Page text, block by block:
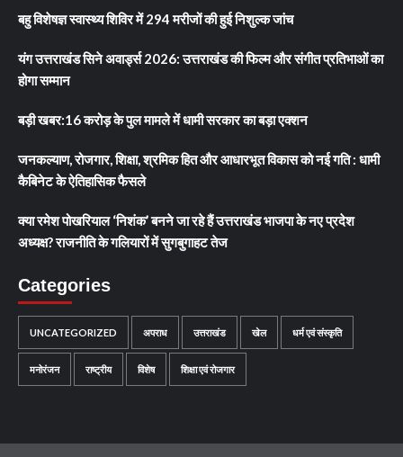
बहु विशेषज्ञ स्वास्थ्य शिविर में 294 मरीजों की हुई निशुल्क जांच
यंग उत्तराखंड सिने अवार्ड्स 2026: उत्तराखंड की फिल्म और संगीत प्रतिभाओं का
होगा सम्मान
बड़ी खबर:16 करोड़ के पुल मामले में धामी सरकार का बड़ा एक्शन
जनकल्याण, रोजगार, शिक्षा, श्रमिक हित और आधारभूत विकास को नई गति : धामी
कैबिनेट के ऐतिहासिक फैसले
क्या रमेश पोखरियाल ‘निशंक’ बनने जा रहे हैं उत्तराखंड भाजपा के नए प्रदेश
अध्यक्ष? राजनीति के गलियारों में सुगबुगाहट तेज
Categories
UNCATEGORIZED अपराध उत्तराखंड खेल धर्म एवं संस्कृति
मनोरंजन राष्ट्रीय विशेष शिक्षा एवं रोजगार